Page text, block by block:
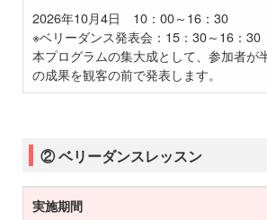
2026年10月4日 10：00～16：30
※ベリーダンス発表会：15：30～16：30
本プログラムの集大成として、参加者が
の成果を観客の前で発表します。
② ベリーダンスレッスン
実施期間